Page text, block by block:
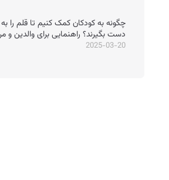
چگونه به کودکان کمک کنیم تا قلم را
دست بگیرند؟ راهنمایی برای والدین و
2025-03-20